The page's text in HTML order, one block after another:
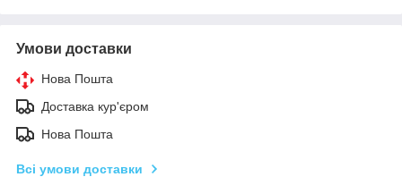
Умови доставки
Нова Пошта
Доставка кур'єром
Нова Пошта
Всі умови доставки